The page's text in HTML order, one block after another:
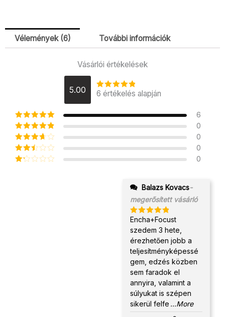
Vélemények (6) További információk
Vásárlói értékelések
5.00
Értékelé
6 értékelés alapján
Értékelés:
5/ 5
6
Értékelé
s:
4 / 5
0
Értékel
és:
/ 5
0
Érté
0
0
Balazs Kovacs-
megerősített vásárló
Értékelés:
5/ 5
Encha+Focust
szedem 3 hete,
érezhetően jobb a
teljesítményképessé
gem, edzés közben
sem faradok el
annyira, valamint a
súlyukat is szépen
sikerül felfe ...More